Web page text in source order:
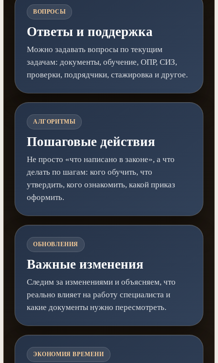
ВОПРОСЫ
Ответы и поддержка
Можно задавать вопросы по текущим
задачам: документы, обучение, ОПР, СИЗ,
проверки, подрядчики, стажировка и другое.
АЛГОРИТМЫ
Пошаговые действия
Не просто «что написано в законе», а что
делать по шагам: кого обучить, что
утвердить, кого ознакомить, какой приказ
оформить.
ОБНОВЛЕНИЯ
Важные изменения
Следим за изменениями и объясняем, что
реально влияет на работу специалиста и
какие документы нужно пересмотреть.
ЭКОНОМИЯ ВРЕМЕНИ